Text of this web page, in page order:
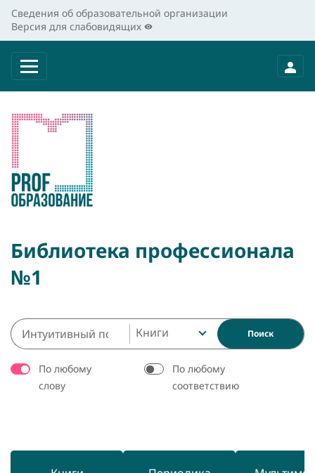
Сведения об образовательной организации
Версия для слабовидящих
Библиотека профессионала
№1
Книги Поиск
По любому
слову
По любому
соответствию